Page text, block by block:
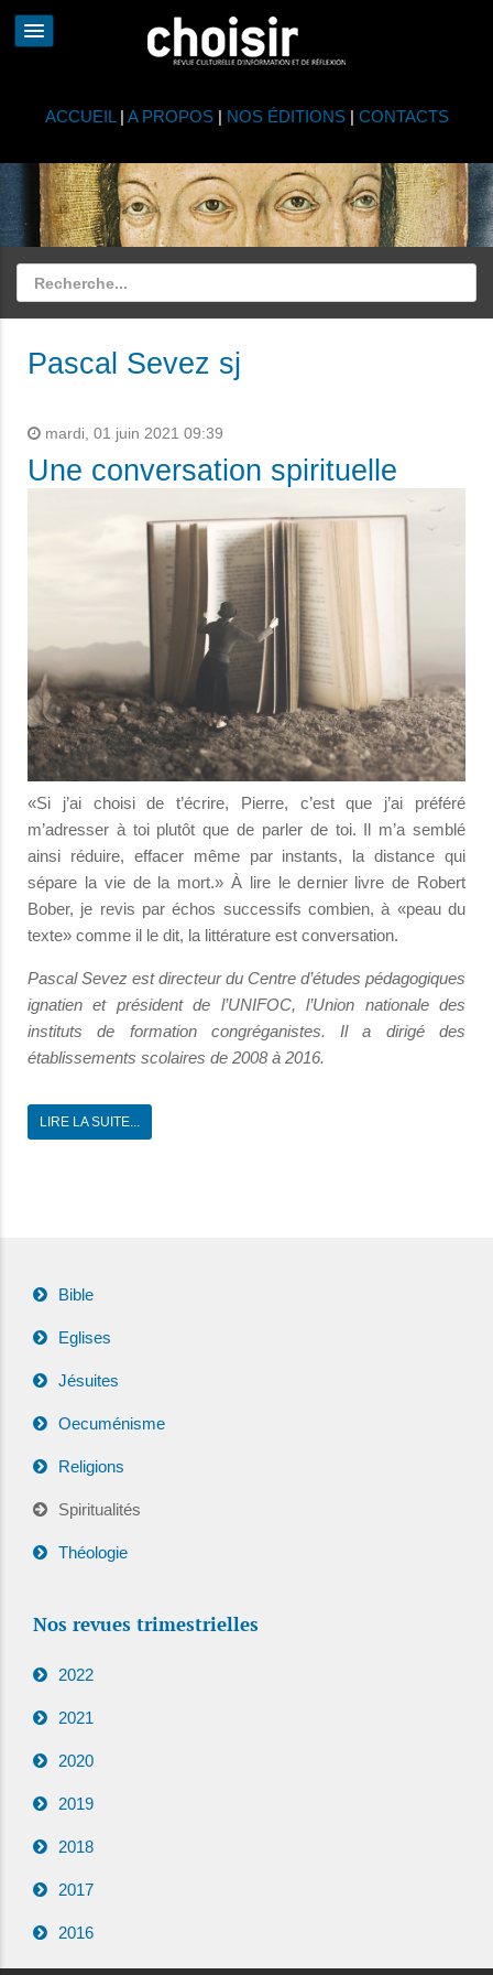
ACCUEIL | A PROPOS| NOS ÉDITIONS| CONTACTS
Pascal Sevez sj
mardi, 01 juin 2021 09:39
Une conversation spirituelle
«Si j’ai choisi de t’écrire, Pierre, c’est que j’ai préféré
m’adresser à toi plutôt que de parler de toi. Il m’a semblé
ainsi réduire, effacer même par instants, la distance qui
sépare la vie de la mort.» À lire le dernier livre de Robert
Bober, je revis par échos successifs combien, à «peau du
texte» comme il le dit, la littérature est conversation.
Pascal Sevez est directeur du Centre d’études pédagogiques
ignatien et président de l’UNIFOC, l’Union nationale des
instituts de formation congréganistes. Il a dirigé des
établissements scolaires de 2008 à 2016.
LIRE LA SUITE...
Bible
Eglises
Jésuites
Oecuménisme
Religions
Spiritualités
Théologie
Nos revues trimestrielles
2022
2021
2020
2019
2018
2017
2016